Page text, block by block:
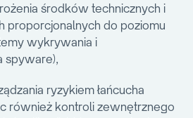
środków technicznych i
proporcjonalnych do poziomu
wykrywania i
spyware),
ryzykiem łańcucha
również kontroli zewnętrznego